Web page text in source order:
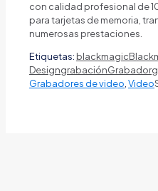
con calidad profesional de
para tarjetas de memoria,
numerosas prestaciones.
Etiquetas: blackmagic
DesigngrabaciónGrabador
Grabadores de video,Video